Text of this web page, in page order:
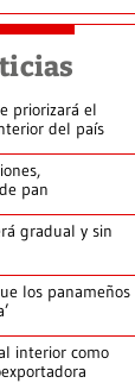
priorizará el
del país
pan
gradual y sin
los panameños
interior como